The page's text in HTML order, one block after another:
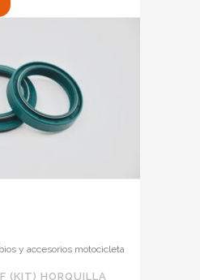
37,38 €.34,96 €.
y accesorios motocicleta
(KIT) HORQUILLA